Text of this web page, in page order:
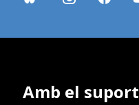
Amb el suport